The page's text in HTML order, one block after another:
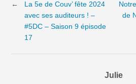
de
←
La 5e de Couv’ fête 2024
avec ses auditeurs ! –
#5DC – Saison 9 épisode
17
Julie